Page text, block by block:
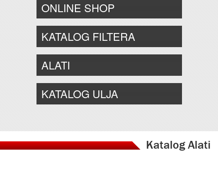
ONLINE SHOP
KATALOG FILTERA
ALATI
KATALOG ULJA
Katalog Alati